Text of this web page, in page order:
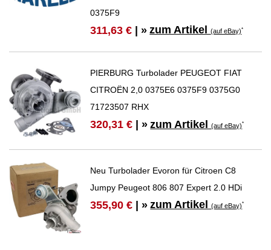
0375F9
311,63 € | » zum Artikel(auf eBay)*
PIERBURG Turbolader PEUGEOT FIAT
CITROËN 2,0 0375E6 0375F9 0375G0
71723507 RHX
320,31 € | » zum Artikel(auf eBay)*
Neu Turbolader Evoron für Citroen C8
Jumpy Peugeot 806 807 Expert 2.0 HDi
355,90 € | » zum Artikel(auf eBay)*